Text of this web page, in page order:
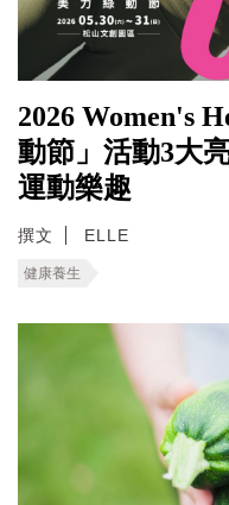
2026 Women's
動節」活動3大
運動樂趣
撰文 ELLE
健康養生